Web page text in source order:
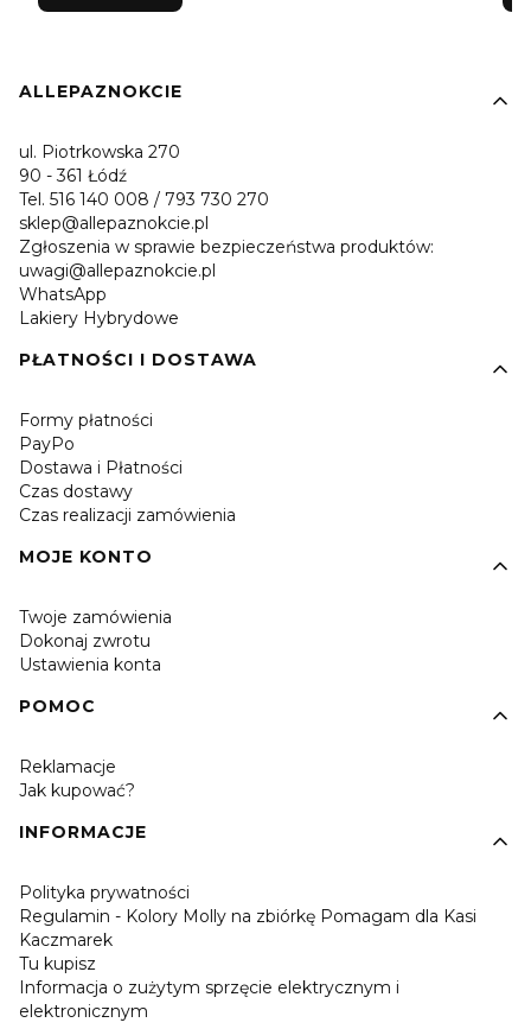
Linki w stopce
ALLEPAZNOKCIE
ul. Piotrkowska 270
90 - 361 Łódź
Tel. 516 140 008 / 793 730 270
sklep@allepaznokcie.pl
Zgłoszenia w sprawie bezpieczeństwa produktów:
uwagi@allepaznokcie.pl
WhatsApp
Lakiery Hybrydowe
PŁATNOŚCI I DOSTAWA
Formy płatności
PayPo
Dostawa i Płatności
Czas dostawy
Czas realizacji zamówienia
MOJE KONTO
Twoje zamówienia
Dokonaj zwrotu
Ustawienia konta
POMOC
Reklamacje
Jak kupować?
INFORMACJE
Polityka prywatności
Regulamin - Kolory Molly na zbiórkę Pomagam dla Kasi
Kaczmarek
Tu kupisz
Informacja o zużytym sprzęcie elektrycznym i
elektronicznym